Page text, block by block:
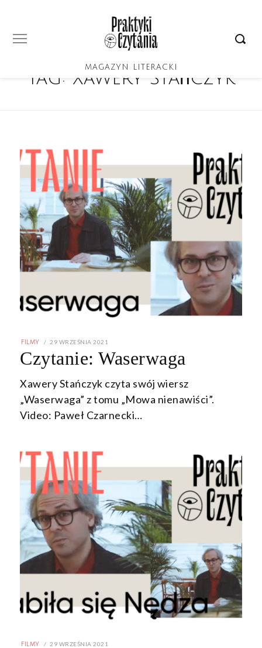
MAGAZYN LITERACKI
Tag: Xawery Stańczyk
FILMY
POSTED
29 WRZEŚNIA 2021
2021
Czytanie: Waserwaga
Xawery Stańczyk czyta swój wiersz
„Waserwaga” z tomu „Mowa nienawiści”.
Video: Paweł Czarnecki…
FILMY
POSTED
29 WRZEŚNIA 2021